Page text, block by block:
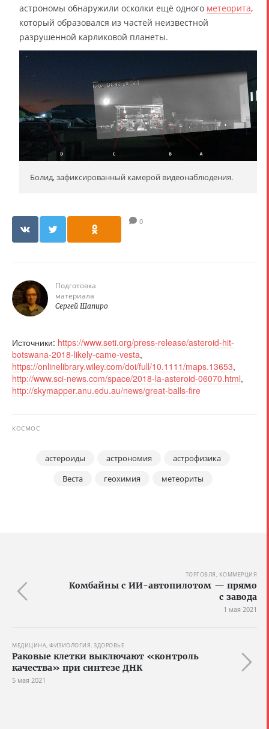
астрономы обнаружили осколки ещё одного метеорита,
который образовался из частей неизвестной
разрушенной карликовой планеты.
Болид, зафиксированный камерой видеонаблюдения.
0
Подготовка
материала
Сергей Шапиро
Источники: https://www.seti.org/press-release/asteroid-hit-
botswana-2018-likely-came-vesta,
https://onlinelibrary.wiley.com/doi/full/10.1111/maps.13653,
http://www.sci-news.com/space/2018-la-asteroid-06070.html,
http://skymapper.anu.edu.au/news/great-balls-fire
КОСМОС
астероиды астрономия
астрофизика
Веста
геохимия метеориты
ТОРГОВЛЯ, КОММЕРЦИЯ
Комбайны с ИИ-автопилотом — прямо
с завода
1 мая 2021
МЕДИЦИНА, ФИЗИОЛОГИЯ, ЗДОРОВЬЕ
Раковые клетки выключают «контроль
качества» при синтезе ДНК
5 мая 2021